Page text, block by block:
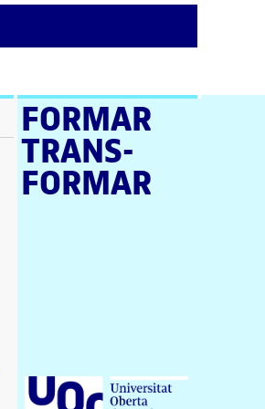
FORMAR
TRANS­
FORMAR
Universitat Oberta de Catalunya (UOC)